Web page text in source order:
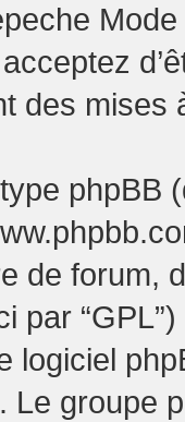
des mises
phpBB
de forum,
par
logiciel
Le groupe